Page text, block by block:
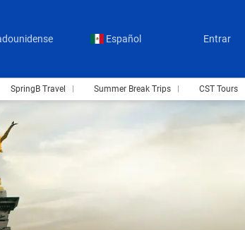
Español Entrar
SpringB Travel Summer Break Trips CST Tours